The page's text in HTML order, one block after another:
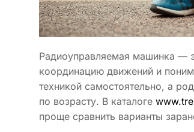
Радиоуправляемая машинка —
координацию движений и
техникой самостоятельно, а
по возрасту. В каталоге
проще сравнить варианты